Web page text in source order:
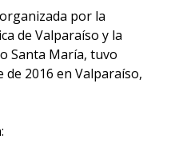
por la
de Valparaíso y la
Santa María, tuvo
2016 en Valparaíso,